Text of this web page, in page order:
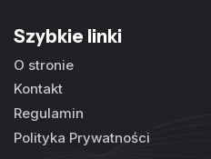
Szybkie linki
O stronie
Kontakt
Regulamin
Polityka Prywatności